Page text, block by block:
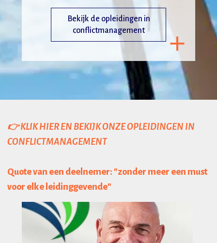
Bekijk de opleidingen in
conflictmanagement
👉 KLIK HIER EN BEKIJK ONZE OPLEIDINGEN IN
CONFLICTMANAGEMENT
Quote van een deelnemer: "zonder meer een must
voor elke leidinggevende"